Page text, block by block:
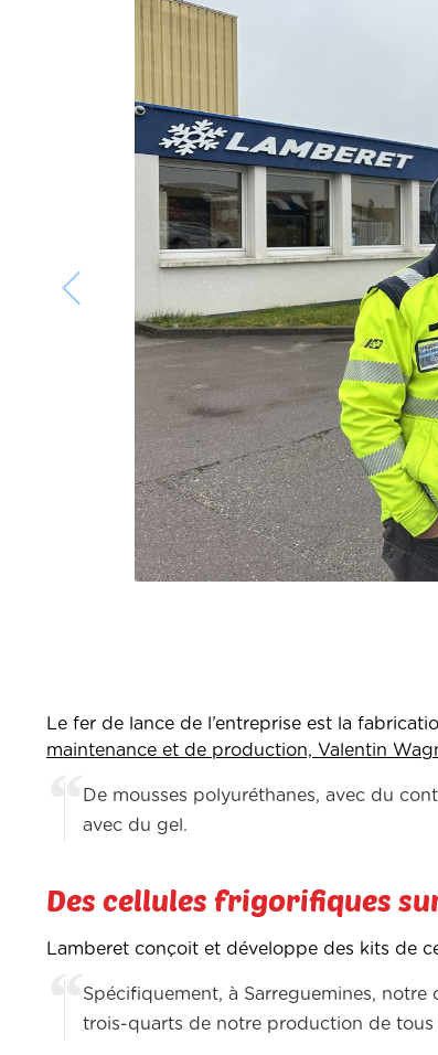
Le fer de lance de l’entreprise est la
maintenance et de production, Valentin
De mousses polyuréthanes, avec du
avec du gel.
Des cellules frigorifiques
Lamberet conçoit et développe des kits de
Spécifiquement, à Sarreguemines,
trois-quarts de notre production de tous